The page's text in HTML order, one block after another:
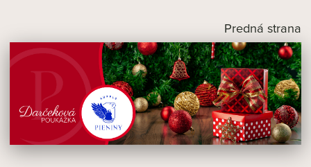
Predná strana